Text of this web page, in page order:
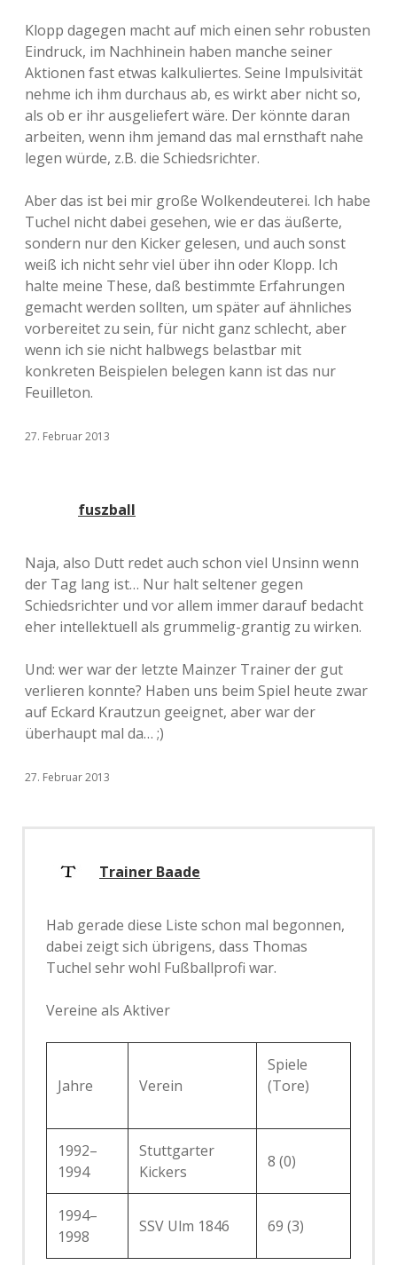
Klopp dagegen macht auf mich einen sehr robusten
Eindruck, im Nachhinein haben manche seiner
Aktionen fast etwas kalkuliertes. Seine Impulsivität
nehme ich ihm durchaus ab, es wirkt aber nicht so,
als ob er ihr ausgeliefert wäre. Der könnte daran
arbeiten, wenn ihm jemand das mal ernsthaft nahe
legen würde, z.B. die Schiedsrichter.
Aber das ist bei mir große Wolkendeuterei. Ich habe
Tuchel nicht dabei gesehen, wie er das äußerte,
sondern nur den Kicker gelesen, und auch sonst
weiß ich nicht sehr viel über ihn oder Klopp. Ich
halte meine These, daß bestimmte Erfahrungen
gemacht werden sollten, um später auf ähnliches
vorbereitet zu sein, für nicht ganz schlecht, aber
wenn ich sie nicht halbwegs belastbar mit
konkreten Beispielen belegen kann ist das nur
Feuilleton.
27. Februar 2013
fuszball
Naja, also Dutt redet auch schon viel Unsinn wenn
der Tag lang ist… Nur halt seltener gegen
Schiedsrichter und vor allem immer darauf bedacht
eher intellektuell als grummelig-grantig zu wirken.
Und: wer war der letzte Mainzer Trainer der gut
verlieren konnte? Haben uns beim Spiel heute zwar
auf Eckard Krautzun geeignet, aber war der
überhaupt mal da… ;)
27. Februar 2013
Trainer Baade
Hab gerade diese Liste schon mal begonnen,
dabei zeigt sich übrigens, dass Thomas
Tuchel sehr wohl Fußballprofi war.
Vereine als Aktiver
Jahre Verein
Spiele
(Tore)
1992–
1994
Stuttgarter
Kickers
8 (0)
1994–
1998
SSV Ulm 1846 69 (3)